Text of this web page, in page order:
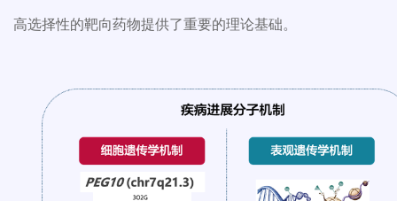
高选择性的靶向药物提供了重要的理论基础。